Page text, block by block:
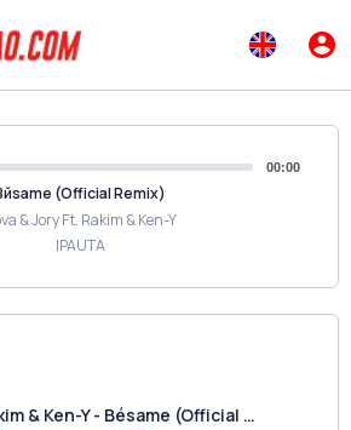
00:00
(Official Remix)
& Jory Ft. Rakim & Ken-Y
IPAUTA
& Ken-Y - Bésame (Official …